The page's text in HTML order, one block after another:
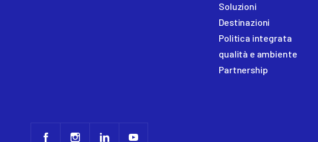
Soluzioni
Destinazioni
Politica integrata
qualità e ambiente
Partnership